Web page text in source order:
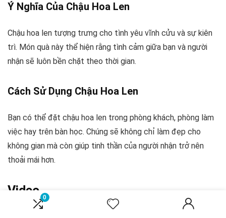
0
Ý Nghĩa Của Chậu Hoa Len
Chậu hoa len tượng trưng cho tình yêu vĩnh cửu và sự kiên
trì. Món quà này thể hiện rằng tình cảm giữa bạn và người
nhận sẽ luôn bền chặt theo thời gian.
Cách Sử Dụng Chậu Hoa Len
Bạn có thể đặt chậu hoa len trong phòng khách, phòng làm
việc hay trên bàn học. Chúng sẽ không chỉ làm đẹp cho
không gian mà còn giúp tinh thần của người nhận trở nên
thoải mái hơn.
Video